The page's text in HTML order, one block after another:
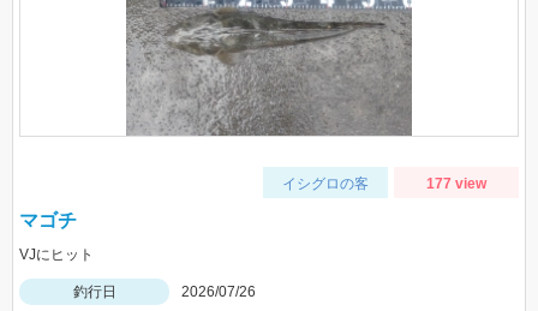
イシグロの客 177 view
マゴチ
VJにヒット
釣行日
2026/07/26